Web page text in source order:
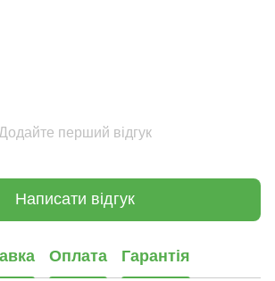
Додайте перший відгук
Написати відгук
Оплата Гарантія